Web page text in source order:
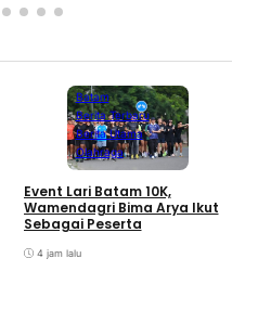
Batam
Berita Terbaru
Berita Utama
Olahraga
Event Lari Batam 10K,
Wamendagri Bima Arya Ikut
Sebagai Peserta
4 jam lalu